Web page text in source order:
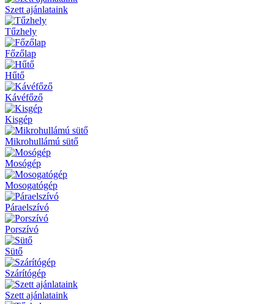
Szett ajánlataink
Tűzhely
Főzőlap
Hűtő
Kávéfőző
Kisgép
Mikrohullámú sütő
Mosógép
Mosogatógép
Páraelszívó
Porszívó
Sütő
Szárítógép
Szett ajánlataink